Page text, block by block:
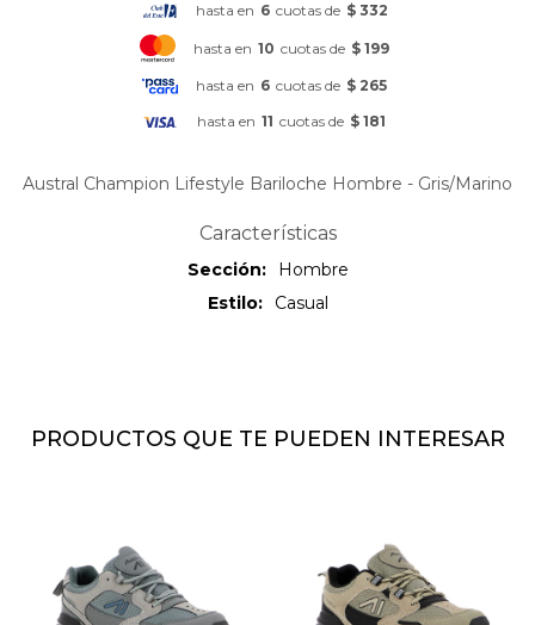
hasta en 6 cuotas de $ 332
hasta en 10 cuotas de $ 199
hasta en 6 cuotas de $ 265
hasta en 11 cuotas de $ 181
Austral Champion Lifestyle Bariloche Hombre - Gris/Marino
Características
Sección
Hombre
Estilo
Casual
PRODUCTOS QUE TE PUEDEN INTERESAR